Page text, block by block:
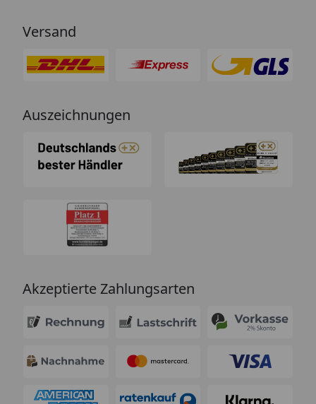
Versand
Auszeichnungen
Akzeptierte Zahlungsarten